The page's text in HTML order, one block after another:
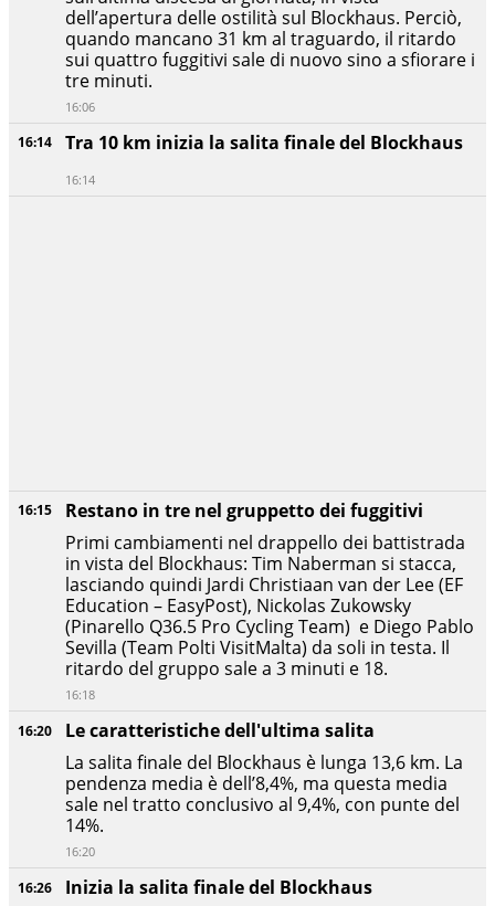
16:26
Inizia la salita finale del Blockhaus
16:20
Le caratteristiche dell'ultima salita
La salita finale del Blockhaus è lunga 13,6 km. La
pendenza media è dell’8,4%, ma questa media
sale nel tratto conclusivo al 9,4%, con punte del
14%.
16:20
16:15
Restano in tre nel gruppetto dei fuggitivi
Primi cambiamenti nel drappello dei battistrada
in vista del Blockhaus: Tim Naberman si stacca,
lasciando quindi Jardi Christiaan van der Lee (EF
Education – EasyPost), Nickolas Zukowsky
(Pinarello Q36.5 Pro Cycling Team) e Diego Pablo
Sevilla (Team Polti VisitMalta) da soli in testa. Il
ritardo del gruppo sale a 3 minuti e 18.
16:18
16:14 Tra 10 km inizia la salita finale del Blockhaus
16:14
dell’apertura delle ostilità sul Blockhaus. Perciò,
quando mancano 31 km al traguardo, il ritardo
sui quattro fuggitivi sale di nuovo sino a sfiorare i
tre minuti.
16:06